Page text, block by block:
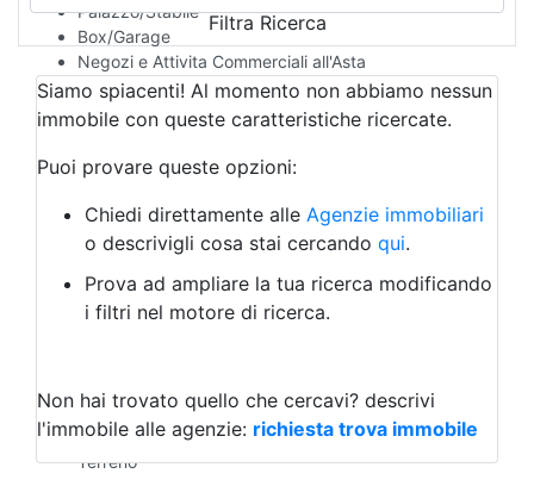
Palazzo/Stabile
Box/Garage
Negozi e Attivita Commerciali all'Asta
Qualsiasi
Attività/Licenza Commerciale
Azienda Agricola
Bar/Ristorante
Albergo
Laboratorio Artigianale
Negozio/locale commerciale
Agriturismo
Magazzini
Qualsiasi
Terreno edificabile
Terreno
Filtra Ricerca
Siamo spiacenti! Al momento non abbiamo nessun
immobile con queste caratteristiche ricercate.
Puoi provare queste opzioni:
Chiedi direttamente alle Agenzie immobiliari
o descrivigli cosa stai cercando qui.
Prova ad ampliare la tua ricerca modificando
i filtri nel motore di ricerca.
Non hai trovato quello che cercavi? descrivi
l'immobile alle agenzie: richiesta trova immobile